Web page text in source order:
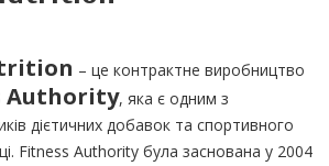
– це контрактне виробництво
Authority, яка є одним з
дієтичних добавок та спортивного
Fitness Authority була заснована у 2004